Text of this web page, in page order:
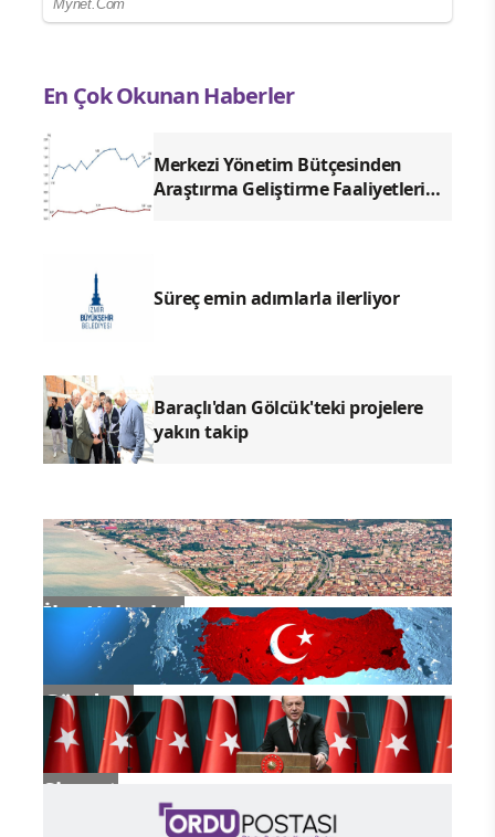
En Çok Okunan Haberler
Merkezi Yönetim Bütçesinden
Araştırma Geliştirme Faaliyetleri
Süreç emin adımlarla ilerliyor
Baraçlı'dan Gölcük'teki projelere
yakın takip
İlçe Haberleri
Gündem
Siyaset